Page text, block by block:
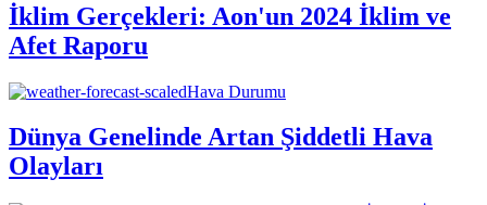
İklim Gerçekleri: Aon'un 2024 İklim ve
Afet Raporu
Hava Durumu
Dünya Genelinde Artan Şiddetli Hava
Olayları